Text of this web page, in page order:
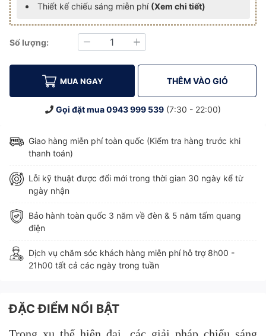
Thiết kế chiếu sáng miễn phí (Xem chi tiết)
Số lượng:
Giảm Tăng
MUA NGAY THÊM VÀO GIỎ
Gọi đặt mua0943 999 539 (7:30 - 22:00)
Giao hàng miễn phí toàn quốc (Kiểm tra hàng trước khi
thanh toán)
Lỗi kỹ thuật được đổi mới trong thời gian 30 ngày kể từ
ngày nhận
Bảo hành toàn quốc 3 năm về đèn & 5 năm tấm quang
điện
Dịch vụ chăm sóc khách hàng miễn phí hỗ trợ 8h00 -
21h00 tất cả các ngày trong tuần
ĐẶC ĐIỂM NỔI BẬT